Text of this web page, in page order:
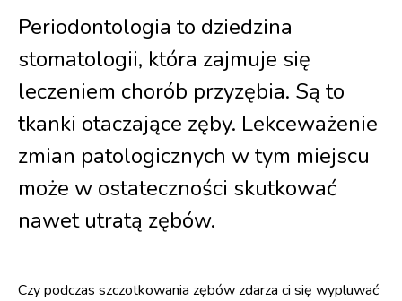
Periodontologia to dziedzina
stomatologii, która zajmuje się
leczeniem chorób przyzębia. Są to
tkanki otaczające zęby. Lekceważenie
zmian patologicznych w tym miejscu
może w ostateczności skutkować
nawet utratą zębów.
Czy podczas szczotkowania zębów zdarza ci się wypluwać